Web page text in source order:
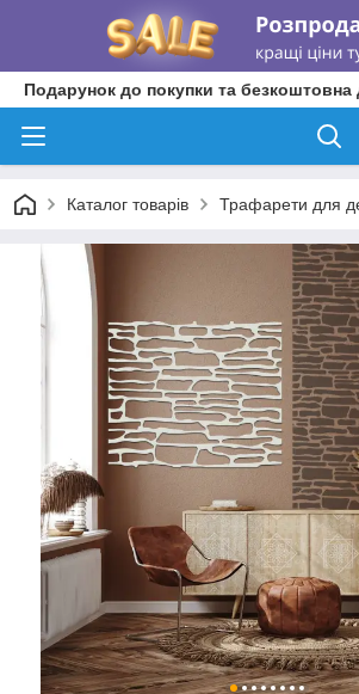
Подарунок до покупки та безкоштовна
Каталог товарів Трафарети для